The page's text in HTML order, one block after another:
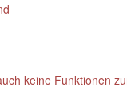
keine Funktionen